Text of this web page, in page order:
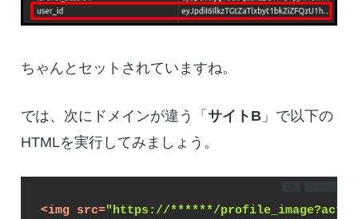
ちゃんとセットされていますね。
では、次にドメインが違う「サイトB 」で以下の
HTMLを実行してみましょう。
<img src="https://******/